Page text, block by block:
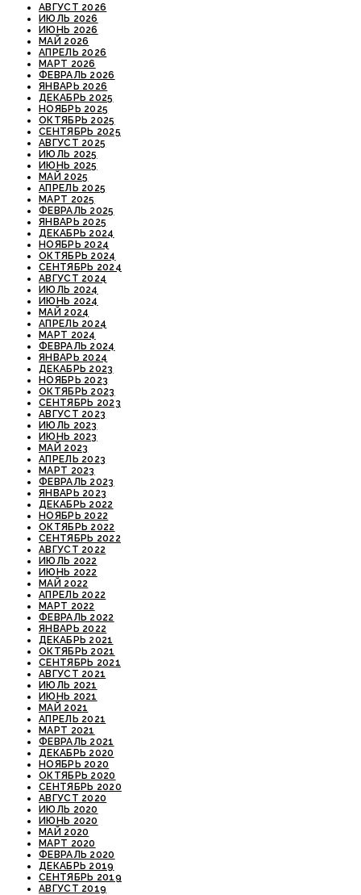
АВГУСТ 2026
ИЮЛЬ 2026
ИЮНЬ 2026
МАЙ 2026
АПРЕЛЬ 2026
МАРТ 2026
ФЕВРАЛЬ 2026
ЯНВАРЬ 2026
ДЕКАБРЬ 2025
НОЯБРЬ 2025
ОКТЯБРЬ 2025
СЕНТЯБРЬ 2025
АВГУСТ 2025
ИЮЛЬ 2025
ИЮНЬ 2025
МАЙ 2025
АПРЕЛЬ 2025
МАРТ 2025
ФЕВРАЛЬ 2025
ЯНВАРЬ 2025
ДЕКАБРЬ 2024
НОЯБРЬ 2024
ОКТЯБРЬ 2024
СЕНТЯБРЬ 2024
АВГУСТ 2024
ИЮЛЬ 2024
ИЮНЬ 2024
МАЙ 2024
АПРЕЛЬ 2024
МАРТ 2024
ФЕВРАЛЬ 2024
ЯНВАРЬ 2024
ДЕКАБРЬ 2023
НОЯБРЬ 2023
ОКТЯБРЬ 2023
СЕНТЯБРЬ 2023
АВГУСТ 2023
ИЮЛЬ 2023
ИЮНЬ 2023
МАЙ 2023
АПРЕЛЬ 2023
МАРТ 2023
ФЕВРАЛЬ 2023
ЯНВАРЬ 2023
ДЕКАБРЬ 2022
НОЯБРЬ 2022
ОКТЯБРЬ 2022
СЕНТЯБРЬ 2022
АВГУСТ 2022
ИЮЛЬ 2022
ИЮНЬ 2022
МАЙ 2022
АПРЕЛЬ 2022
МАРТ 2022
ФЕВРАЛЬ 2022
ЯНВАРЬ 2022
ДЕКАБРЬ 2021
ОКТЯБРЬ 2021
СЕНТЯБРЬ 2021
АВГУСТ 2021
ИЮЛЬ 2021
ИЮНЬ 2021
МАЙ 2021
АПРЕЛЬ 2021
МАРТ 2021
ФЕВРАЛЬ 2021
ДЕКАБРЬ 2020
НОЯБРЬ 2020
ОКТЯБРЬ 2020
СЕНТЯБРЬ 2020
АВГУСТ 2020
ИЮЛЬ 2020
ИЮНЬ 2020
МАЙ 2020
МАРТ 2020
ФЕВРАЛЬ 2020
ДЕКАБРЬ 2019
СЕНТЯБРЬ 2019
АВГУСТ 2019